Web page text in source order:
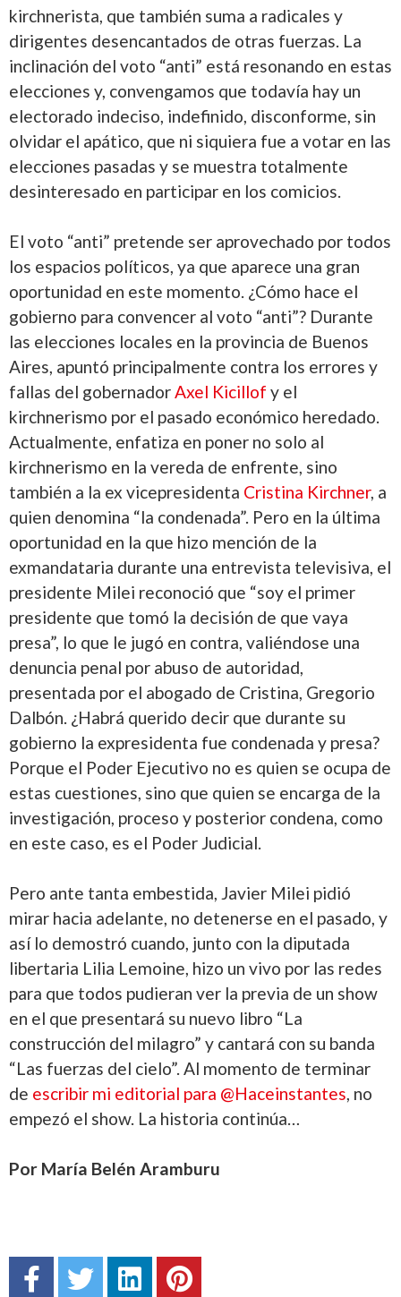
kirchnerista, que también suma a radicales y
dirigentes desencantados de otras fuerzas. La
inclinación del voto “anti” está resonando en estas
elecciones y, convengamos que todavía hay un
electorado indeciso, indefinido, disconforme, sin
olvidar el apático, que ni siquiera fue a votar en las
elecciones pasadas y se muestra totalmente
desinteresado en participar en los comicios.
El voto “anti” pretende ser aprovechado por todos
los espacios políticos, ya que aparece una gran
oportunidad en este momento. ¿Cómo hace el
gobierno para convencer al voto “anti”? Durante
las elecciones locales en la provincia de Buenos
Aires, apuntó principalmente contra los errores y
fallas del gobernadorAxel Kicillof y el
kirchnerismo por el pasado económico heredado.
Actualmente, enfatiza en poner no solo al
kirchnerismo en la vereda de enfrente, sino
también a la ex vicepresidenta Cristina Kirchner, a
quien denomina “la condenada”. Pero en la última
oportunidad en la que hizo mención de la
exmandataria durante una entrevista televisiva, el
presidente Milei reconoció que “soy el primer
presidente que tomó la decisión de que vaya
presa”, lo que le jugó en contra, valiéndose una
denuncia penal por abuso de autoridad,
presentada por el abogado de Cristina, Gregorio
Dalbón. ¿Habrá querido decir que durante su
gobierno la expresidenta fue condenada y presa?
Porque el Poder Ejecutivo no es quien se ocupa de
estas cuestiones, sino que quien se encarga de la
investigación, proceso y posterior condena, como
en este caso, es el Poder Judicial.
Pero ante tanta embestida, Javier Milei pidió
mirar hacia adelante, no detenerse en el pasado, y
así lo demostró cuando, junto con la diputada
libertaria Lilia Lemoine, hizo un vivo por las redes
para que todos pudieran ver la previa de un show
en el que presentará su nuevo libro “La
construcción del milagro” y cantará con su banda
“Las fuerzas del cielo”. Al momento de terminar
de escribir mi editorial para @Haceinstantes, no
empezó el show. La historia continúa…
Por María Belén Aramburu